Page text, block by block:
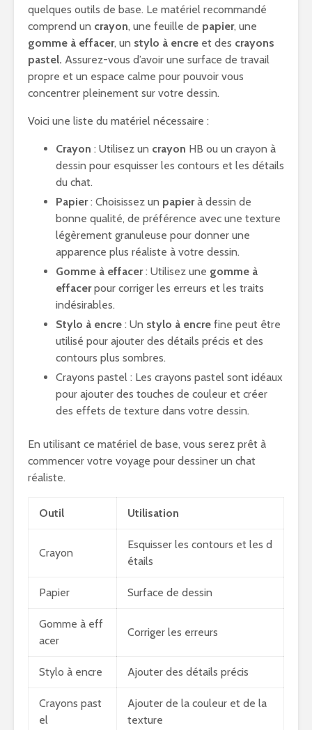
quelques outils de base. Le matériel recommandé
comprend un crayon, une feuille de papier, une
gomme à effacer, un stylo à encre et des crayons
pastel. Assurez-vous d’avoir une surface de travail
propre et un espace calme pour pouvoir vous
concentrer pleinement sur votre dessin.
Voici une liste du matériel nécessaire :
Crayon : Utilisez un crayon HB ou un crayon à
dessin pour esquisser les contours et les détails
du chat.
Papier: Choisissez un papierà dessin de
bonne qualité, de préférence avec une texture
légèrement granuleuse pour donner une
apparence plus réaliste à votre dessin.
Gomme à effacer: Utilisez une gomme à
effacerpour corriger les erreurs et les traits
indésirables.
Stylo à encre : Un stylo à encre fine peut être
utilisé pour ajouter des détails précis et des
contours plus sombres.
Crayons pastel : Les crayons pastel sont idéaux
pour ajouter des touches de couleur et créer
des effets de texture dans votre dessin.
En utilisant ce matériel de base, vous serez prêt à
commencer votre voyage pour dessiner un chat
réaliste.
Outil Utilisation
Crayon
Esquisser les contours et les d
étails
Papier Surface de dessin
Gomme à eff
acer
Corriger les erreurs
Stylo à encre Ajouter des détails précis
Crayons past
el
Ajouter de la couleur et de la
texture